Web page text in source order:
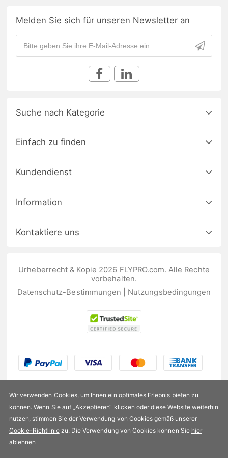
US$147,99
Melden Sie sich für unseren Newsletter an
Suche nach Kategorie
Einfach zu finden
Kundendienst
Information
Kontaktiere uns
Urheberrecht & Kopie 2026 FLYPRO.com. Alle Rechte
vorbehalten.
Datenschutz-Bestimmungen
Nutzungsbedingungen
Wir verwenden Cookies, um Ihnen ein optimales Erlebnis bieten zu
können. Wenn Sie auf „Akzeptieren“ klicken oder diese Website weiterhin
nutzen, stimmen Sie der Verwendung von Cookies gemäß unserer
Cookie-Richtliniezu. Die Verwendung von Cookies können Sie hier
ablehnen